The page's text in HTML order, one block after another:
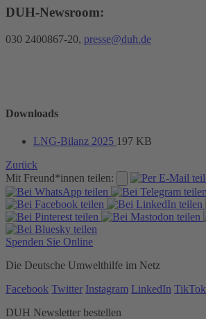
DUH-Newsroom:
030 2400867-20, presse@duh.de
Downloads
LNG-Bilanz 2025 197 KB
Zurück
Mit Freund*innen teilen:
Spenden Sie Online
Die Deutsche Umwelthilfe im Netz
Facebook Twitter Instagram LinkedIn TikTok
DUH Newsletter bestellen